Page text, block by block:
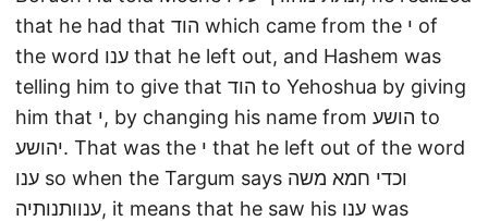
that he had that הוד which came from the י of
the word ענו that he left out, and Hashem was
telling him to give that הוד to Yehoshua by giving
him that י, by changing his name from הושע to
יהושע. That was the י that he left out of the word
ענו so when the Targum says וכדי חמא משה
ענוותנותיה, it means that he saw his ענו was